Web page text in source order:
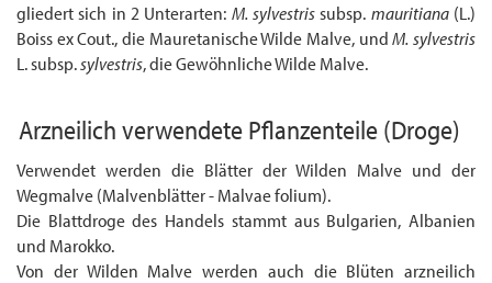
gliedert sich in 2 Unterarten: M. sylvestrissubsp. mauritiana(L.)
Boiss ex Cout., die Mauretanische Wilde Malve, undM. sylvestris
L. subsp.sylvestris, die Gewöhnliche Wilde Malve.
Arzneilich verwendete Pflanzenteile (Droge)
Verwendet werden die Blätter der Wilden Malve und der
Wegmalve (Malvenblätter - Malvae folium).
Die Blattdroge des Handels stammt aus Bulgarien, Albanien
und Marokko.
Von der Wilden Malve werden auch die Blüten arzneilich